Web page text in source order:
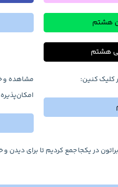
هشتم
هشتم
کلیک کنین:
مشاهده و
در یکجا جمع کردیم تا برای دیدن